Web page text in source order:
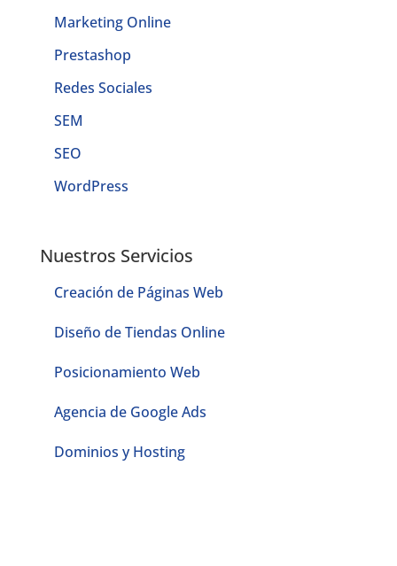
Marketing Online
Prestashop
Redes Sociales
SEM
SEO
WordPress
Nuestros Servicios
Creación de Páginas Web
Diseño de Tiendas Online
Posicionamiento Web
Agencia de Google Ads
Dominios y Hosting